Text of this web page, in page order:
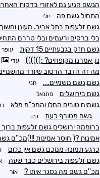
הגשם הגיע גם לאזורי בדקות
התחיל גשם פה יולי
גשם זלעפות בתל אביב. מעונן וחשוך
בלי ברקים ורעמים ובלי טררם
גשם חזק בגבעתיים 15 דקות עופר
נו, אמרנו מקופחים? :)))))) עדי
מה זה הדבר הרטוב שיורד
גשם,גשם משמיים…. חני
גשם בירושלים מתנאל
גשמים טובים החלו והמכ"מ מלא
גשם מטורף כעת נתן
ברוממה ירושלים גשם זלעפות
אמינות ?( חוסר אמינות !!!)מכ''ם
כרגע תמונה ממכם גשם אין כלום
גשם זלעפות בירושלים כבר שעה
מכ''ם גשם מה נסגר איתו ? אור